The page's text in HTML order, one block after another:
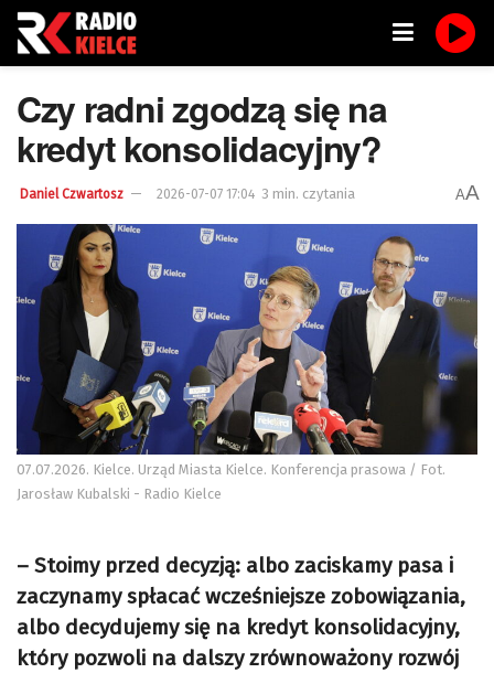
Czy radni zgodzą się na
kredyt konsolidacyjny?
Daniel Czwartosz 2026-07-07 17:04 3 min. czytania AA
07.07.2026. Kielce. Urząd Miasta Kielce. Konferencja prasowa / Fot.
Jarosław Kubalski - Radio Kielce
– Stoimy przed decyzją: albo zaciskamy pasa i
zaczynamy spłacać wcześniejsze zobowiązania,
albo decydujemy się na kredyt konsolidacyjny,
który pozwoli na dalszy zrównoważony rozwój